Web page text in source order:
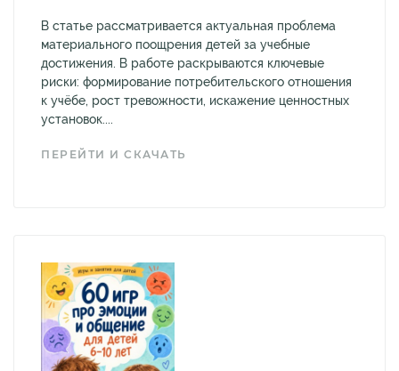
В статье рассматривается актуальная проблема
материального поощрения детей за учебные
достижения. В работе раскрываются ключевые
риски: формирование потребительского отношения
к учёбе, рост тревожности, искажение ценностных
установок....
ПЕРЕЙТИ И СКАЧАТЬ